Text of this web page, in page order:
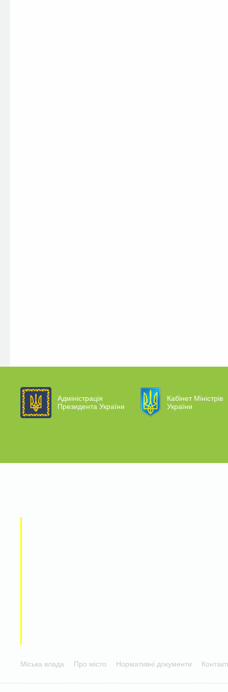
Адміністрація
Президента України
Кабінет Міністрів
України
Міська влада Про місто Нормативні документи